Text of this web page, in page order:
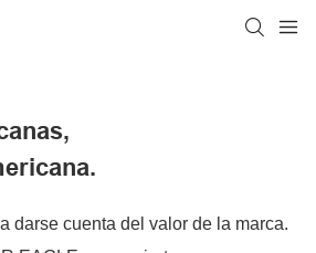
darse cuenta del valor de la marca.